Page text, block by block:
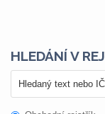
HLEDÁNÍ V